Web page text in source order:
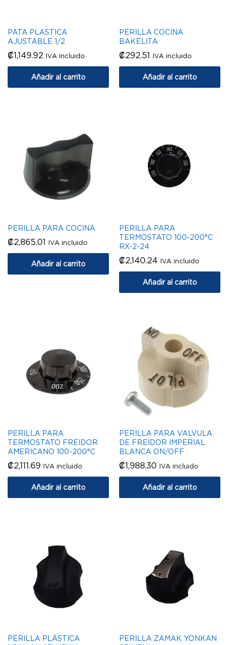
PATA PLASTICA
AJUSTABLE 1/2
₡1,149.92 IVA incluido
Añadir al carrito
PERILLA COCINA
BAKELITA
₡292.51 IVA incluido
Añadir al carrito
PERILLA PARA COCINA
₡2,865.01 IVA incluido
Añadir al carrito
PERILLA PARA
TERMOSTATO 100-200°C
RX-2-24
₡2,140.24 IVA incluido
Añadir al carrito
PERILLA PARA
TERMOSTATO FREIDOR
AMERICANO 100-200°C
₡2,111.69 IVA incluido
Añadir al carrito
PERILLA PARA VALVULA
DE FREIDOR IMPERIAL
BLANCA ON/OFF
₡1,988.30 IVA incluido
Añadir al carrito
PERILLA PLÁSTICA
PERILLA ZAMAK YONKAN